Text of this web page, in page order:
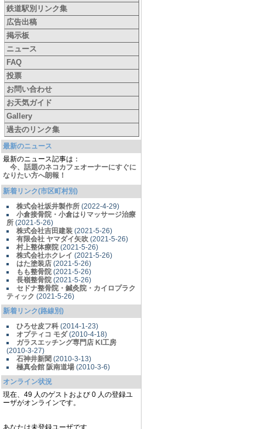
鉄道駅別リンク集
広告出稿
掲示板
ニュース
FAQ
投票
お問い合わせ
お天気ガイド
Gallery
過去のリンク集
最新のニュース
最新のニュース記事は：
今、話題のネコカフェオーナーにすぐに
なりたい方へ朗報！
新着リンク(市区町村別)
株式会社坂井製作所 (2022-4-29)
小倉接骨院・小倉はりマッサージ治療
所 (2021-5-26)
株式会社吉田建装 (2021-5-26)
有限会社 ヤマダイ矢吹 (2021-5-26)
村上整体療院 (2021-5-26)
株式会社ホクレイ (2021-5-26)
はた塗装店 (2021-5-26)
もも整骨院 (2021-5-26)
長嶺整骨院 (2021-5-26)
セドナ整骨院・鍼灸院・カイロプラク
ティック (2021-5-26)
新着リンク(路線別)
ひろせ皮フ科 (2014-1-23)
オプティコ モダ(2010-4-18)
ガラスエッチング専門店 KI工房
(2010-3-27)
石神井新聞 (2010-3-13)
極真会館 阪南道場 (2010-3-6)
オンライン状況
現在、49 人のゲストおよび 0 人の登録ユ
ーザがオンラインです。
あなたは未登録ユーザです